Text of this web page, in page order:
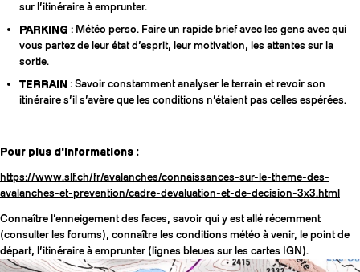
sur l’itinéraire à emprunter.
PARKING : Météo perso. Faire un rapide brief avec les gens avec qui
vous partez de leur état d’esprit, leur motivation, les attentes sur la
sortie.
TERRAIN : Savoir constamment analyser le terrain et revoir son
itinéraire s’il s’avère que les conditions n’étaient pas celles espérées.
Pour plus d'informations :
https://www.slf.ch/fr/avalanches/connaissances-sur-le-theme-des-
avalanches-et-prevention/cadre-devaluation-et-de-decision-3x3.html
Connaître l’enneigement des faces, savoir qui y est allé récemment
(consulter les forums), connaître les conditions météo à venir, le point de
départ, l’itinéraire à emprunter (lignes bleues sur les cartes IGN).